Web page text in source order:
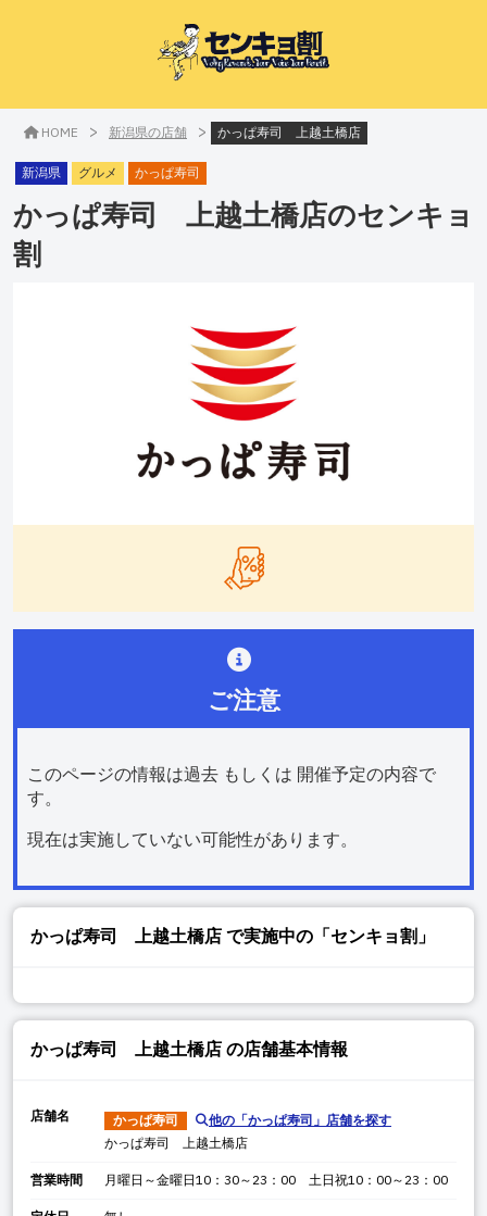
HOME > 新潟県の店舗 > かっぱ寿司 上越土橋店
新潟県 グルメ かっぱ寿司
かっぱ寿司 上越土橋店のセンキョ
割
ご注意
このページの情報は過去 もしくは 開催予定の内容で
す。
現在は実施していない可能性があります。
かっぱ寿司 上越土橋店 で実施中の「センキョ割」
かっぱ寿司 上越土橋店 の店舗基本情報
店舗名 かっぱ寿司 他の「かっぱ寿司 」店舗を探す
かっぱ寿司 上越土橋店
営業時間 月曜日～金曜日10：30～23：00 土日祝10：00～23：00